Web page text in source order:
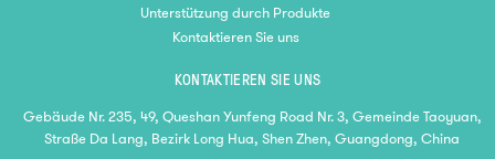
Unterstützung durch Produkte
Kontaktieren Sie uns
KONTAKTIEREN SIE UNS
Gebäude Nr. 235, 49, Queshan Yunfeng Road Nr. 3, Gemeinde Taoyuan,
Straße Da Lang, Bezirk Long Hua, Shen Zhen, Guangdong, China